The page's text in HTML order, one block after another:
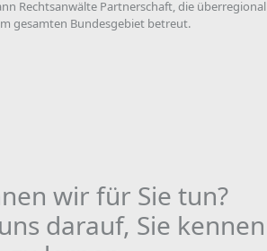
Rechtsanwälte Partnerschaft, die überregional
gesamten Bundesgebiet betreut.
wir für Sie tun?
darauf, Sie kennen